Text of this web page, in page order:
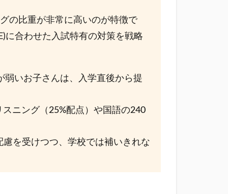
の比重が非常に高いのが特徴で
合わせた入試特有の対策を戦略
いお子さんは、入学直後から提
ニング（25%配点）や国語の240
を受けつつ、学校では補いきれな